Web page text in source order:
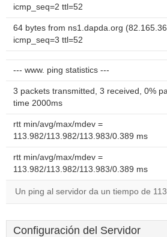
icmp_seq=2 ttl=52
64 bytes from ns1.dapda.org
icmp_seq=3 ttl=52
--- www. ping statistics ---
3 packets transmitted, 3 received, 0%
time 2000ms
rtt min/avg/max/mdev =
113.982/113.982/113.983/0.389 ms
rtt min/avg/max/mdev =
113.982/113.982/113.983/0.389 ms
Un ping al servidor da un tiempo de
Configuración del Servidor